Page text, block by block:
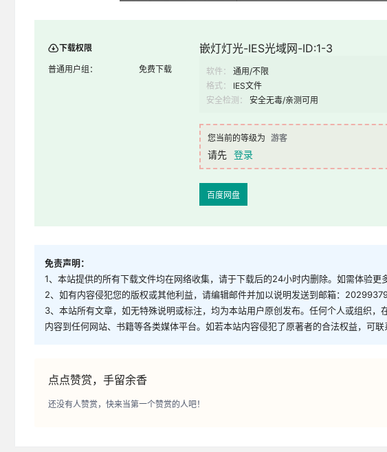
下载权限
普通用户组： 免费下载
嵌灯灯光-IES光域网-ID:1-3
软件： 通用/不限
格式：
IES文件
安全检测：
安全无毒/亲测可用
您当前的等级为 游客
请先 登录
百度网盘
免责声明：
1、本站提供的所有下载文件均在网络收集，请于下载后的24小时内删除。如需体验更
2、如有内容侵犯您的版权或其他利益，请编辑邮件并加以说明发送到邮箱：
3、本站所有文章，如无特殊说明或标注，均为本站用户原创发布。任何个人或组织
内容到任何网站、书籍等各类媒体平台。如若本站内容侵犯了原著者的合法权益，可联
点点赞赏，手留余香
还没有人赞赏，快来当第一个赞赏的人吧！